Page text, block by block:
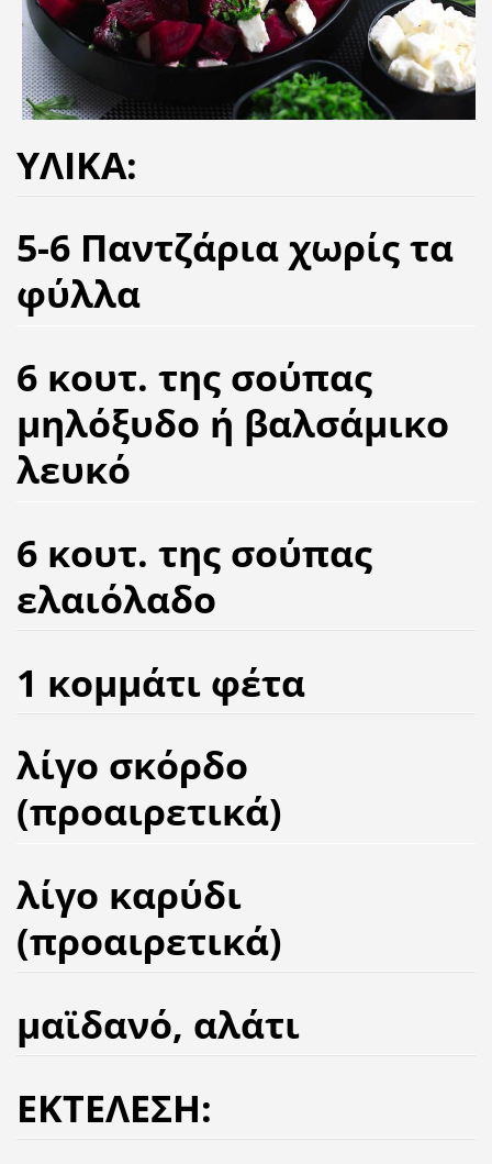
ΥΛΙΚΑ:
5-6 Παντζάρια χωρίς τα
φύλλα
6 κουτ. της σούπας
μηλόξυδο ή βαλσάμικο
λευκό
6 κουτ. της σούπας
ελαιόλαδο
1 κομμάτι φέτα
λίγο σκόρδο
(προαιρετικά)
λίγο καρύδι
(προαιρετικά)
μαϊδανό, αλάτι
ΕΚΤΕΛΕΣΗ: